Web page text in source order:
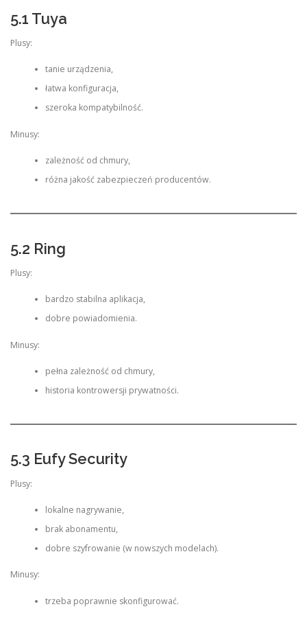
5.1 Tuya
Plusy:
tanie urządzenia,
łatwa konfiguracja,
szeroka kompatybilność.
Minusy:
zależność od chmury,
różna jakość zabezpieczeń producentów.
5.2 Ring
Plusy:
bardzo stabilna aplikacja,
dobre powiadomienia.
Minusy:
pełna zależność od chmury,
historia kontrowersji prywatności.
5.3 Eufy Security
Plusy:
lokalne nagrywanie,
brak abonamentu,
dobre szyfrowanie (w nowszych modelach).
Minusy:
trzeba poprawnie skonfigurować.